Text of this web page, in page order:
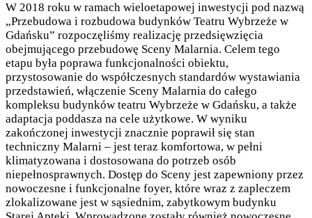
W 2018 roku w ramach wieloetapowej inwestycji pod nazwą
„Przebudowa i rozbudowa budynków Teatru Wybrzeże w
Gdańsku” rozpoczęliśmy realizację przedsięwzięcia
obejmującego przebudowę Sceny Malarnia. Celem tego
etapu była poprawa funkcjonalności obiektu,
przystosowanie do współczesnych standardów wystawiania
przedstawień, włączenie Sceny Malarnia do całego
kompleksu budynków teatru Wybrzeże w Gdańsku, a także
adaptacja poddasza na cele użytkowe. W wyniku
zakończonej inwestycji znacznie poprawił się stan
techniczny Malarni – jest teraz komfortowa, w pełni
klimatyzowana i dostosowana do potrzeb osób
niepełnosprawnych. Dostęp do Sceny jest zapewniony przez
nowoczesne i funkcjonalne foyer, które wraz z zapleczem
zlokalizowane jest w sąsiednim, zabytkowym budynku